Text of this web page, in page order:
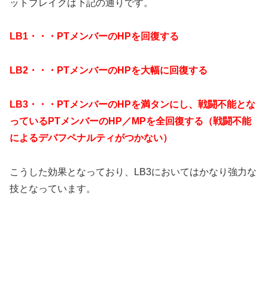
ットブレイクは下記の通りです。
LB1・・・PTメンバーのHPを回復する
LB2・・・PTメンバーのHPを大幅に回復する
LB3・・・PTメンバーのHPを満タンにし、戦闘不能とな
っているPTメンバーのHP／MPを全回復する（戦闘不能
によるデバフペナルティがつかない）
こうした効果となっており、LB3においてはかなり強力な
技となっています。